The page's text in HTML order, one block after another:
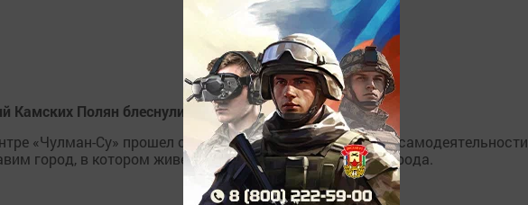
Камских Полян блеснули талантами (+ фоторепортаж)
«Чулман-Су» прошел смотр-конкурс художественной самодеятельности
город, в котором живем!», посвященный 35-летию города.